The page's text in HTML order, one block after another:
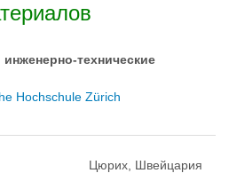
инженерно-техническиe
Hochschule Zürich
Цюрих, Швейцария